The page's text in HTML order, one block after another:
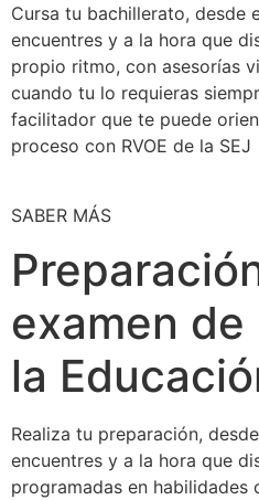
Cursa tu bachillerato, desde
encuentres y a la hora que
propio ritmo, con asesorías
cuando tu lo requieras
facilitador que te puede
proceso con RVOE de la SEJ
SABER MÁS
examen de
la
Realiza tu preparación,
encuentres y a la hora que
programadas en